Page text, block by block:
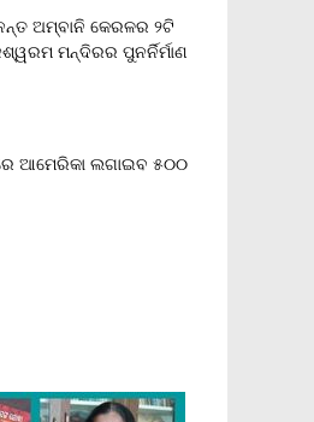
ଅମ୍ବାନି କେରଳର ୨ଟି
ମନ୍ଦିରର ପୁନର୍ନିର୍ମାଣ
ଆମେରିକା ଲଗାଇବ ୫୦୦